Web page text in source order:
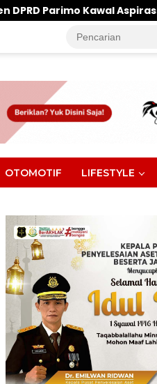
Aspirasi Warga
OTOMOTIF LIFESTYLE
1.000 Peserta Bakal
Ramaikan Toribulu